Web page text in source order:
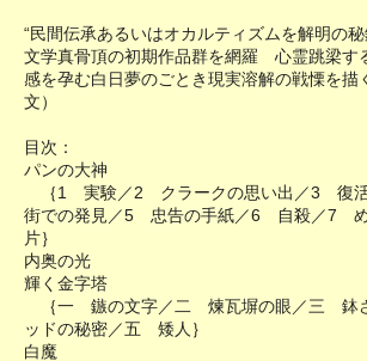
“民間伝承あるいはオカルティズムを解明の
文学真骨頂の初期作品群を網羅 心霊跳梁す
感を孕む白日夢のごとき現実溶解の戦慄を描
文）
目次：
パンの大神
｛1 実験／2 クラークの思い出／3 復
街での発見／5 忠告の手紙／6 自殺／7
片｝
内奥の光
輝く金字塔
｛一 鏃の文字／二 煉瓦塀の眼／三 鉢
ッドの秘密／五 矮人｝
白魔